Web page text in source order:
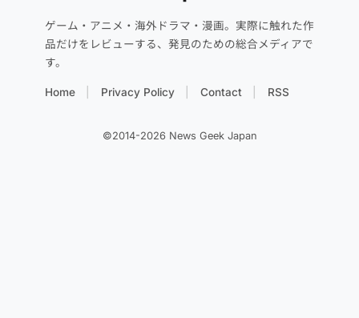
ゲーム・アニメ・海外ドラマ・漫画。実際に触れた作
品だけをレビューする、発見のための総合メディアで
す。
Home Privacy Policy Contact RSS
©2014-2026 News Geek Japan